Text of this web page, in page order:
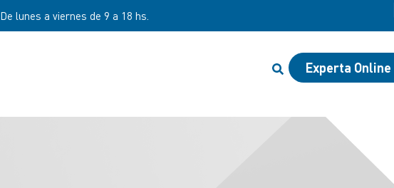
. De lunes a viernes de 9 a 18 hs.
Experta Online